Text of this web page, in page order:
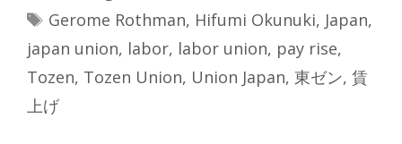
Tags
Gerome Rothman, Hifumi Okunuki, Japan,
japan union, labor, labor union, pay rise,
Tozen, Tozen Union, Union Japan, 東ゼン, 賃
上げ